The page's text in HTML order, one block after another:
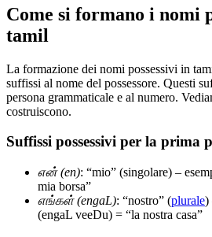
Come si formano i nomi
tamil
La formazione dei nomi possessivi in
suffissi al nome del possessore. Questi
persona grammaticale e al numero.
costruiscono.
Suffissi possessivi per la prima
என் (en): “mio” (singolare) –
mia borsa”
எங்கள் (engaL): “nostro” (plurale)
(engaL veeDu) = “la nostra casa”